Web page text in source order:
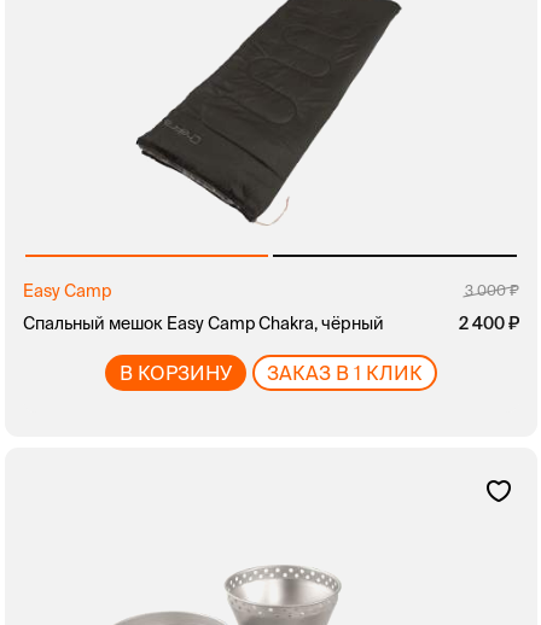
Easy Camp 3 000
Спальный мешок Easy Camp Chakra, чёрный 2 400
В КОРЗИНУ ЗАКАЗ В 1 КЛИК